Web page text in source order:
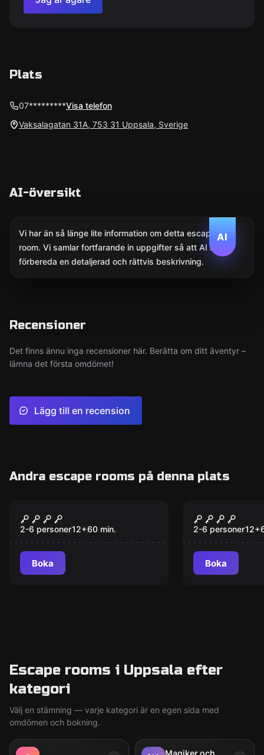
Plats
07*********Visa telefon
Vaksalagatan 31A, 753 31 Uppsala, Sverige
AI-översikt
AI
Vi har än så länge lite information om detta escape
room. Vi samlar fortfarande in uppgifter så att AI kan
förbereda en detaljerad och rättvis beskrivning.
Recensioner
Det finns ännu inga recensioner här. Berätta om ditt äventyr –
lämna det första omdömet!
Lägg till en recension
Andra escape rooms på denna plats
JURASSIC Experiment
2-6 personer12+60 min.
Boka
School of
2-6 personer12+
Boka
Escape rooms i Uppsala efter
kategori
Välj en stämning — varje kategori är en egen sida med
omdömen och bokning.
Magiker och